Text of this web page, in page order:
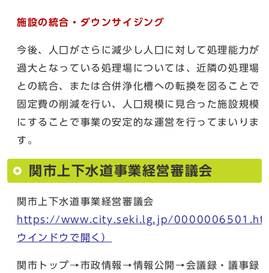
施設の統合・ダウンサイジング
今後、人口がさらに減少し人口に対して処理能力が
過大となっている処理場については、近隣の処理場
との統合、または合併浄化槽への転換を図ることで
固定費の削減を行い、人口規模に見合った施設規模
にすることで事業の安定的な運営を行ってまいりま
す。
関市上下水道事業経営審議会
関市上下水道事業経営審議会
https://www.city.seki.lg.jp/
ウインドウで開く）
関市トップ→市政情報→情報公開→会議録・議事録